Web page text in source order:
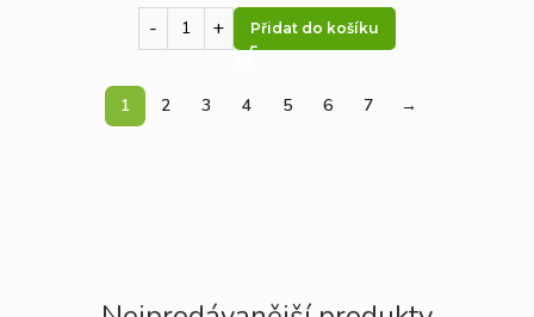
Přidat do košíku
1 2 3 4 5 6 7 →